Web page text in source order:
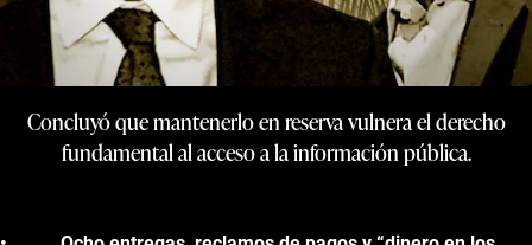
Concluyó que mantenerlo en reserva vulnera el derecho
fundamental al acceso a la información pública.